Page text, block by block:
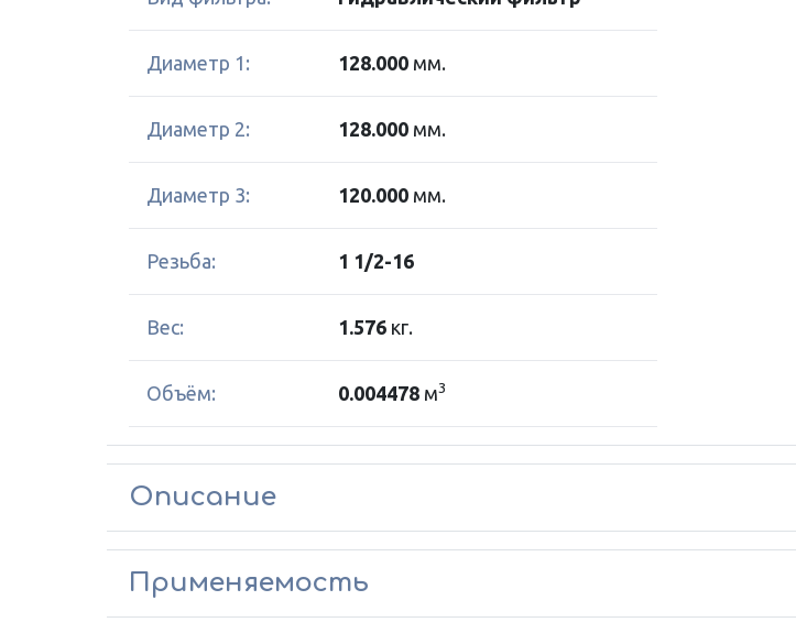
Диаметр 1: 128.000 мм.
Диаметр 2: 128.000 мм.
Диаметр 3: 120.000 мм.
Резьба: 1 1/2-16
Вес: 1.576 кг.
Объём: 0.004478 м3
Описание
Применяемость